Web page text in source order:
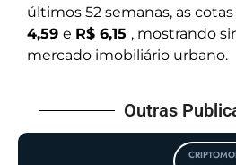
últimos 52 semanas, as
4,59 e R$ 6,15 , mostrando
mercado imobiliário urbano.
Outras